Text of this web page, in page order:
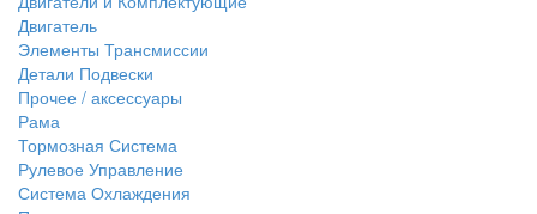
Двигатель
Элементы Трансмиссии
Детали Подвески
Прочее / аксессуары
Рама
Тормозная Система
Рулевое Управление
Система Охлаждения